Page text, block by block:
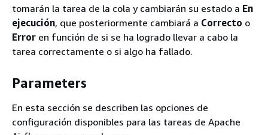
tomarán la tarea de la cola y cambiarán su estado a En
ejecución, que posteriormente cambiará a Correcto o
Error en función de si se ha logrado llevar a cabo la
tarea correctamente o si algo ha fallado.
Parameters
En esta sección se describen las opciones de
configuración disponibles para las tareas de Apache